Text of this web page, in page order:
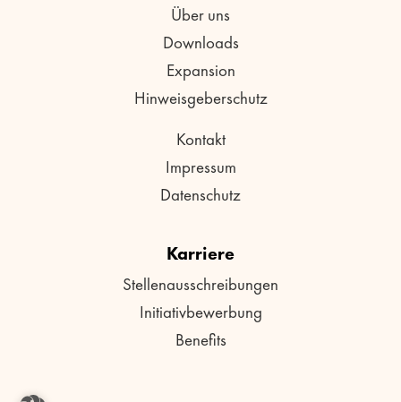
Über uns
Downloads
Expansion
Hinweisgeberschutz
Kontakt
Impressum
Datenschutz
Karriere
Stellenausschreibungen
Initiativbewerbung
Benefits